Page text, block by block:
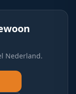
Nederland.